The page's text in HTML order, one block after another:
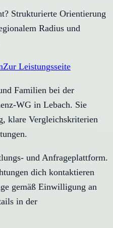
Strukturierte Orientierung
Radius und
Zur Leistungsseite
Familien bei der
WG in Lebach. Sie
klare Vergleichskriterien
und Anfrageplattform.
dich kontaktieren
gemäß Einwilligung an
in der